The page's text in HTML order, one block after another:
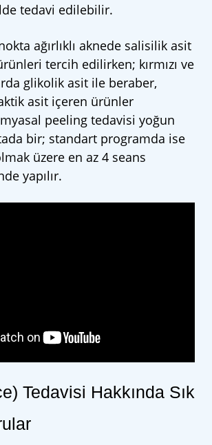
tedavi edilebilir.
ağırlıklı aknede salisilik asit
tercih edilirken; kırmızı ve
glikolik asit ile beraber,
asit içeren ürünler
peeling tedavisi yoğun
bir; standart programda ise
üzere en az 4 seans
yapılır.
Tedavisi Hakkında Sık